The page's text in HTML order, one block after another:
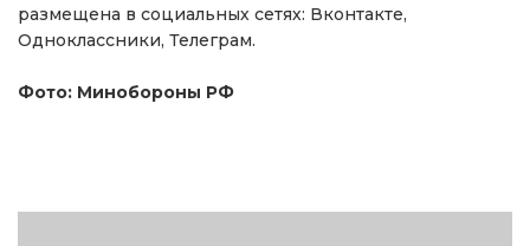
размещена в социальных сетях: Вконтакте,
Одноклассники, Телеграм.
Фото: Минобороны РФ